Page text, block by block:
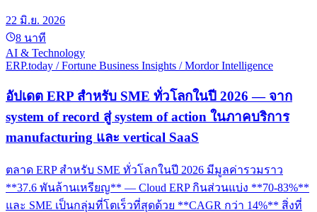
22 มิ.ย. 2026
8 นาที
AI & Technology
ERP.today / Fortune Business Insights / Mordor Intelligence
อัปเดต ERP สำหรับ SME ทั่วโลกในปี 2026 — จาก
system of record สู่ system of action ในภาคบริการ
manufacturing และ vertical SaaS
ตลาด ERP สำหรับ SME ทั่วโลกในปี 2026 มีมูลค่ารวมราว
**37.6 พันล้านเหรียญ** — Cloud ERP กินส่วนแบ่ง **70-83%**
และ SME เป็นกลุ่มที่โตเร็วที่สุดด้วย **CAGR กว่า 14%** สิ่งที่